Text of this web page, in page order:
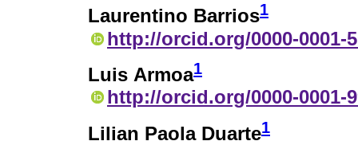
Laurentino Barrios1
http://orcid.org/0000-0001-
Luis Armoa1
http://orcid.org/0000-0001-
Lilian Paola Duarte1